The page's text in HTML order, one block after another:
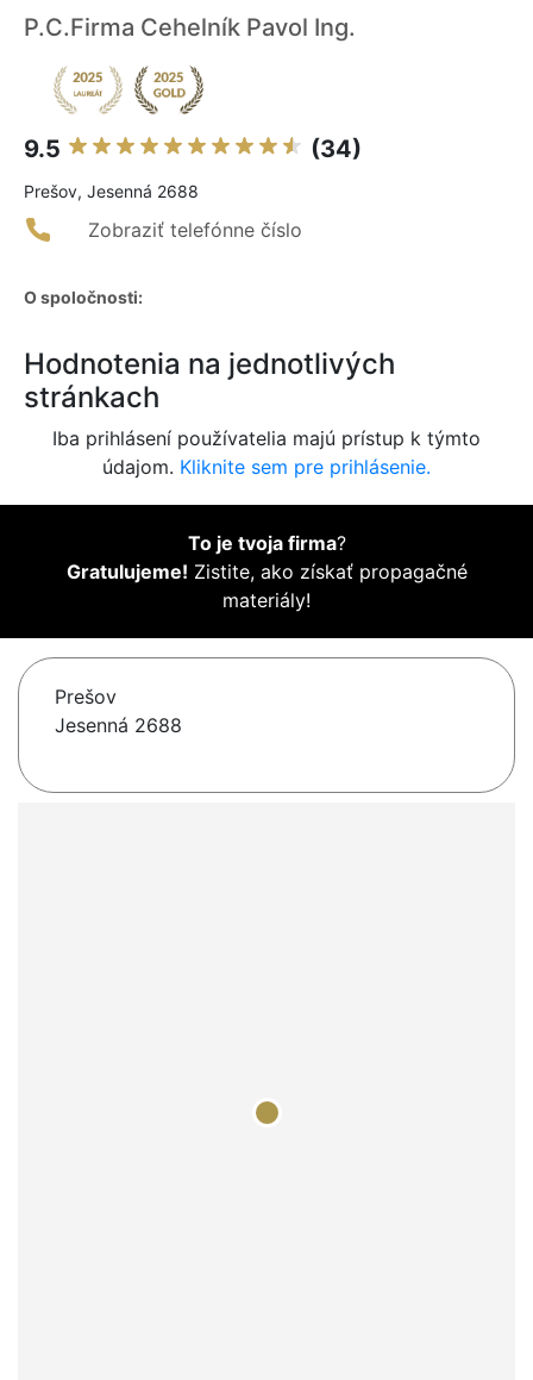
P.C.Firma Cehelník Pavol Ing.
9.5 (34)
Prešov, Jesenná 2688
Zobraziť telefónne číslo
O spoločnosti:
Hodnotenia na jednotlivých
stránkach
Iba prihlásení používatelia majú prístup k týmto
údajom. Kliknite sem pre prihlásenie.
To je tvoja firma?
Gratulujeme! Zistite, ako získať propagačné
materiály!
Prešov
Jesenná 2688